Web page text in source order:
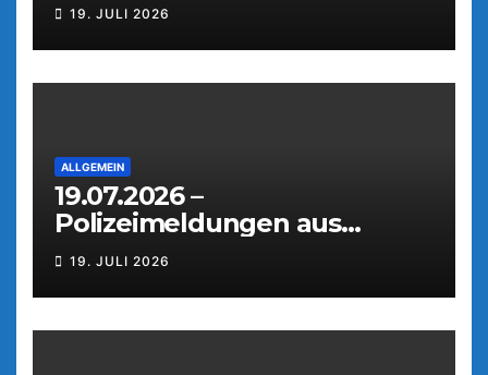
19. JULI 2026
ALLGEMEIN
19.07.2026 –
Polizeimeldungen aus
Weiden
19. JULI 2026